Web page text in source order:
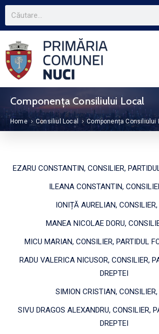
Componența Consiliului Local
Home Consiliul Local Componența Consiliului
EZARU CONSTANTIN, CONSILIER,
ILEANA CONSTANTIN,
IONIȚĂ AURELIAN, CONSILIER,
MANEA NICOLAE DORU,
MICU MARIAN, CONSILIER, PARTIDUL
RADU VALERICA NICUSOR, CONSILIER,
DREPTEI
SIMION CRISTIAN, CONSILIER,
SIVU DRAGOS ALEXANDRU, CONSILIER,
DREPTEI